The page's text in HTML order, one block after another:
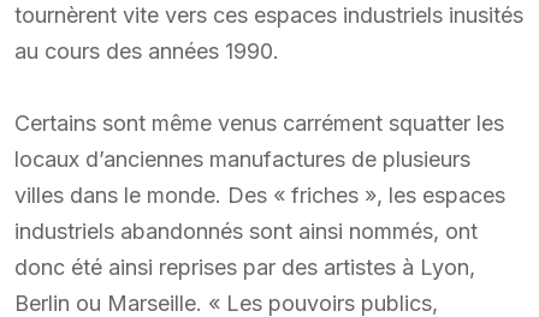
tournèrent vite vers ces espaces industriels inusités
au cours des années 1990.
Certains sont même venus carrément squatter les
locaux d’anciennes manufactures de plusieurs
villes dans le monde. Des « friches », les espaces
industriels abandonnés sont ainsi nommés, ont
donc été ainsi reprises par des artistes à Lyon,
Berlin ou Marseille. « Les pouvoirs publics,